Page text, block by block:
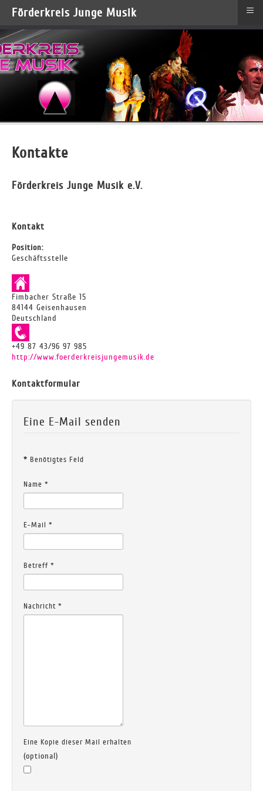
Kontakte
Förderkreis Junge Musik e.V.
Kontakt
Position:
Geschäftsstelle
Fimbacher Straße 15
84144 Geisenhausen
Deutschland
+49 87 43/96 97 985
http://www.foerderkreisjungemusik.de
Kontaktformular
Eine E-Mail senden
* Benötigtes Feld
Name *
E-Mail *
Betreff *
Nachricht *
Eine Kopie dieser Mail erhalten
(optional)
Förderkreis Junge Musik ≡